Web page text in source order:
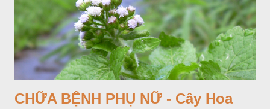
CHỮA BỆNH PHỤ NỮ - Cây Hoa